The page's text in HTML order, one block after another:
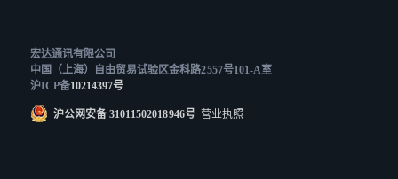
宏达通讯有限公司
中国（上海）自由贸易试验区金科路2557号101-A室
沪ICP备10214397号
沪公网安备 31011502018946号营业执照